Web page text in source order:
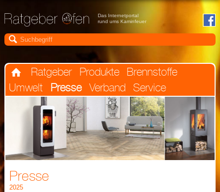
Das Internetportal
rund ums Kaminfeuer

 Ratgeber Produkte
Brennstoffe
Umwelt
Presse Verband Service
Presse
2025